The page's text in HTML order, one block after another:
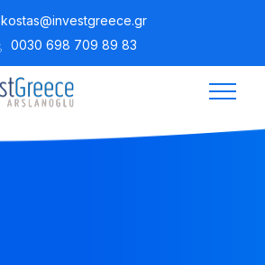
kostas@investgreece.gr
0030 698 709 89 83